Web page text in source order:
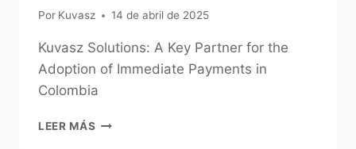
Por Kuvasz 14 de abril de 2025
Kuvasz Solutions: A Key Partner for the
Adoption of Immediate Payments in
Colombia
LEER MÁS